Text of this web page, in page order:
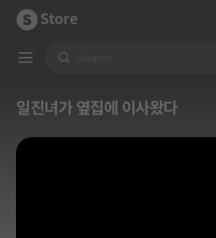
Store
일진녀가 옆집에 이사왔다